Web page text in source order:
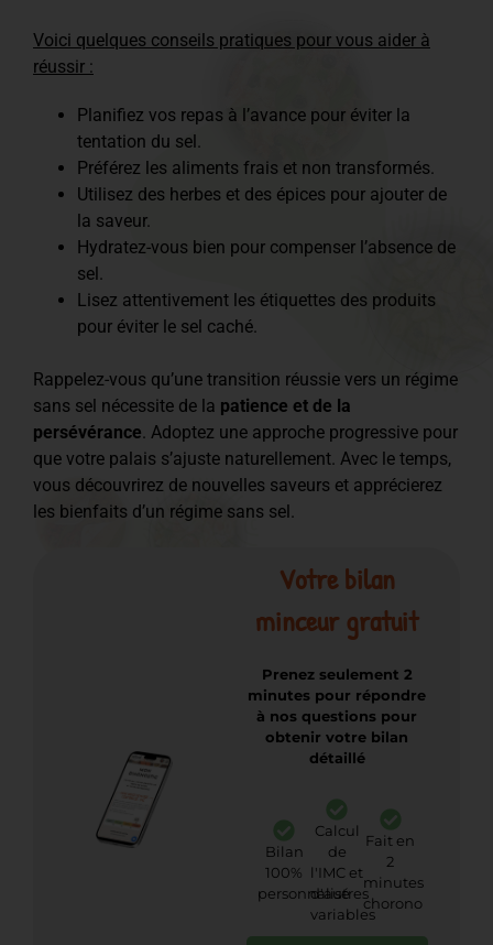
Voici quelques conseils pratiques pour vous aider à
réussir :
Planifiez vos repas à l’avance pour éviter la
tentation du sel.
Préférez les aliments frais et non transformés.
Utilisez des herbes et des épices pour ajouter de
la saveur.
Hydratez-vous bien pour compenser l’absence de
sel.
Lisez attentivement les étiquettes des produits
pour éviter le sel caché.
Rappelez-vous qu’une transition réussie vers un régime
sans sel nécessite de la patience et de la
persévérance. Adoptez une approche progressive pour
que votre palais s’ajuste naturellement. Avec le temps,
vous découvrirez de nouvelles saveurs et apprécierez
les bienfaits d’un régime sans sel.
Votre bilan
minceur gratuit
Prenez seulement 2
minutes pour répondre
à nos questions pour
obtenir votre bilan
détaillé
Bilan
100%
personnalisé
Calcul
de
l'IMC et
d'autres
variables
Fait en
2
minutes
chorono